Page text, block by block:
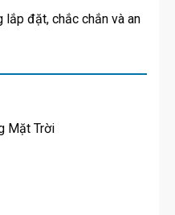
lắp đặt, chắc chắn và an